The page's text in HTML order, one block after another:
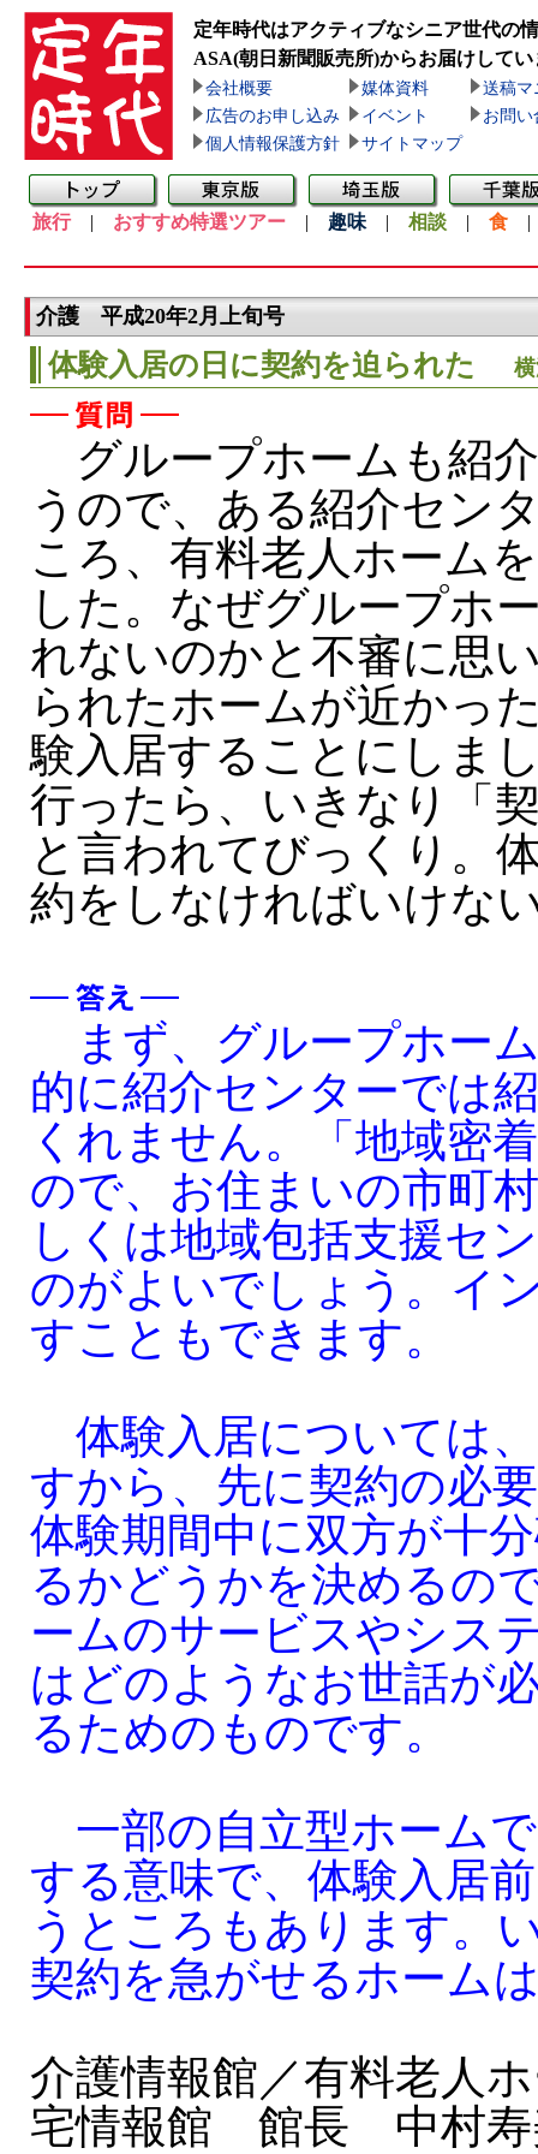
定年時代はアクティブなシニア世代の
ASA(朝日新聞販売所)からお届けしてい
会社概要 媒体資料
送稿マ
広告のお申し込み
イベント
お問い
個人情報保護方針
サイトマップ
旅行| おすすめ特選ツアー | 趣味 | 相談 | 食
介護 平成20年2月上旬号
体験入居の日に契約を迫られた
グループホームも紹
うので、ある紹介セン
ころ、有料老人ホーム
した。なぜグループホ
れないのかと不審に思
られたホームが近かっ
験入居することにしま
行ったら、いきなり「
と言われてびっくり。
約をしなければいけな
まず、グループホー
的に紹介センターでは
くれません。「地域密
ので、お住まいの市町
しくは地域包括支援セ
のがよいでしょう。イ
すこともできます。
体験入居については
すから、先に契約の必
体験期間中に双方が十
るかどうかを決めるの
ームのサービスやシス
はどのようなお世話が
るためのものです。
一部の自立型ホーム
する意味で、体験入居
うところもあります。
契約を急がせるホーム
介護情報館／有料老人
宅情報館 館長 中村寿